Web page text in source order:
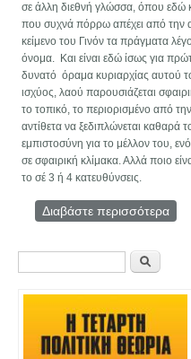
σε άλλη διεθνή γλώσσα, όπου εδώ
που συχνά πόρρω απέχει από την
κείμενο του Γινόν τα πράγματα
όνομα. Και είναι εδώ ίσως για
δυνατό όραμα κυριαρχίας αυτού
ισχύος, λαού παρουσιάζεται
το τοπικό, το περιορισμένο από
αντίθετα να ξεδιπλώνεται καθαρά
εμπιστοσύνη για το μέλλον του,
σε σφαιρική κλίμακα. Αλλά ποιο
το σέ 3 ή 4 κατευθύνσεις.
Διαβάστε περισσότερα
Φόρμα αναζήτησης